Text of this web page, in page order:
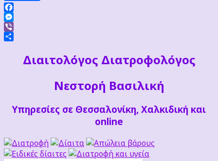
Facebook
Messenger
Viber
Διαιτoλόγος Διατροφολόγος
Νεστορή Βασιλική
Υπηρεσίες σε Θεσσαλονίκη, Χαλκιδική και
online